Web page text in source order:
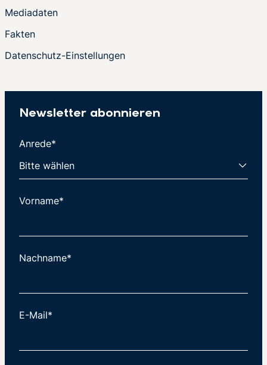
Mediadaten
Fakten
Datenschutz-Einstellungen
Newsletter abonnieren
Anrede*
Vorname*
Nachname*
E-Mail*